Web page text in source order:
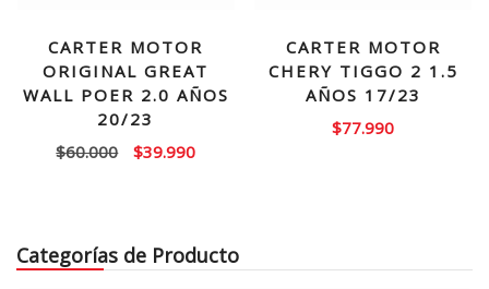
CARTER MOTOR
ORIGINAL GREAT
WALL POER 2.0 AÑOS
20/23
$60.000
El
$60.000.
$39.990El
$39.990.
CARTER MOTOR
CHERY TIGGO 2 1.5
AÑOS 17/23
$77.990
Categorías de Producto